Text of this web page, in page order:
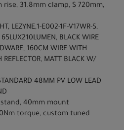
rise, 31.8mm clamp, S 720mm,
LEZYNE,1-E002-1F-V17WR-S,
BLACK WIRE
160CM WIRE WITH
REFLECTOR, MATT BLACK W/
48MM PV LOW LEAD
40mm mount
torque, custom tuned